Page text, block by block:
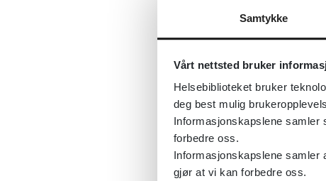
Samtykke
Vårt nettsted bruker
Helsebiblioteket bruker
deg best mulig
Informasjonskapslene
forbedre oss.
Informasjonskapslene samler
gjør at vi kan forbedre oss.